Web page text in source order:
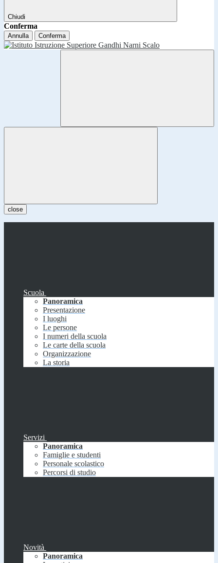
Chiudi
Conferma
Annulla Conferma
close
Scuola
Panoramica
Presentazione
I luoghi
Le persone
I numeri della scuola
Le carte della scuola
Organizzazione
La storia
Servizi
Panoramica
Famiglie e studenti
Personale scolastico
Percorsi di studio
Novità
Panoramica